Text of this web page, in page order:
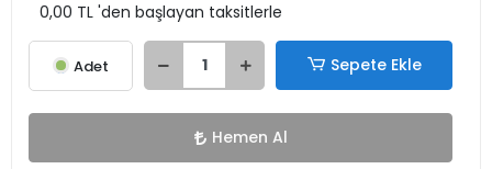
0,00 TL 'den başlayan taksitlerle
Adet Sepete Ekle
Hemen Al